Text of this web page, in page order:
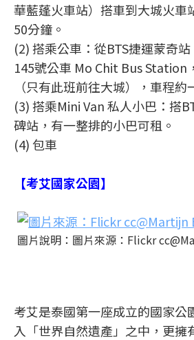
華藍蓬火車站）搭車到大城火車
50分鐘。
(2) 搭乘公車：從BTS捷運蒙奇
145號公車 Mo Chit Bus Station
（只有此班前往大城），車程約
(3) 搭乘Mini Van 私人小巴：搭
碑站，有一整排的小巴可租。
(4) 包車
【考艾國家公園】
圖片說明：圖片來源：Flickr
考艾是泰國第一座成立的國家公
入「世界自然遺產」之中，更擁